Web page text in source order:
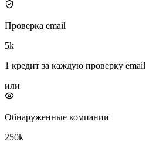
Проверка email
5k
1 кредит за каждую проверку email
или
Обнаруженные компании
250k